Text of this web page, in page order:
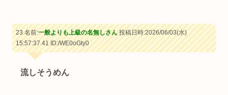
23 名前:一般よりも上級の名無しさん投稿日時:2026/06/03(水)
15:57:37.41ID:/WE0oGty0
流しそうめん